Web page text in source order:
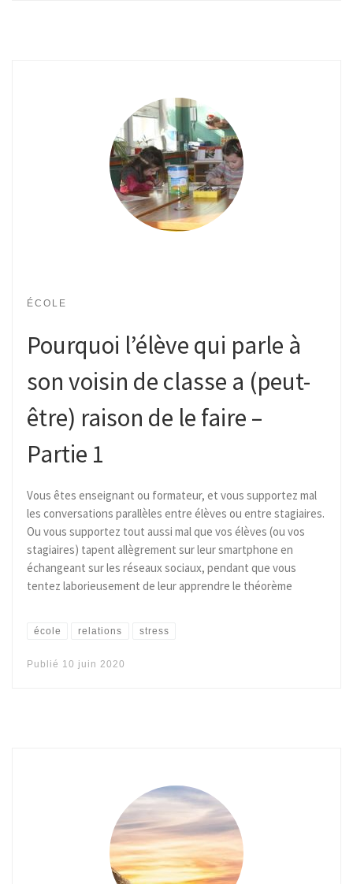
ÉCOLE
Pourquoi l’élève qui parle à
son voisin de classe a (peut-
être) raison de le faire –
Partie 1
Vous êtes enseignant ou formateur, et vous supportez mal
les conversations parallèles entre élèves ou entre stagiaires.
Ou vous supportez tout aussi mal que vos élèves (ou vos
stagiaires) tapent allègrement sur leur smartphone en
échangeant sur les réseaux sociaux, pendant que vous
tentez laborieusement de leur apprendre le théorème
école relations stress
Publié 10 juin 2020